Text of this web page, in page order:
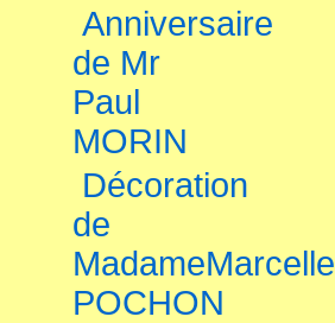
Anniversaire
de Mr
Paul
MORIN
Décoration
de
MadameMarcelle
POCHON